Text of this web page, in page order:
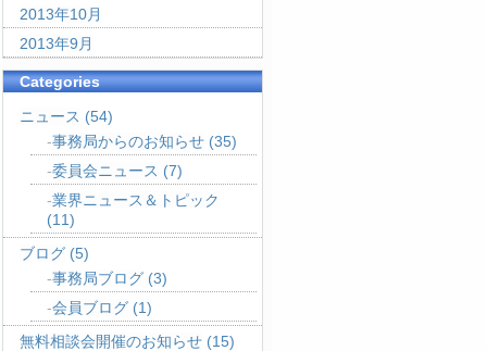
2013年10月
2013年9月
Categories
ニュース (54)
事務局からのお知らせ (35)
委員会ニュース (7)
業界ニュース＆トピック
(11)
ブログ (5)
事務局ブログ (3)
会員ブログ (1)
無料相談会開催のお知らせ (15)